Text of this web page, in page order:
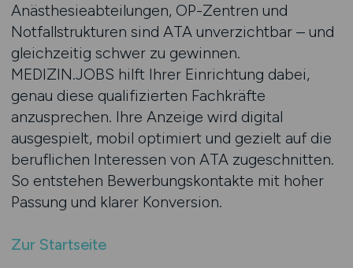
Anästhesieabteilungen, OP-Zentren und
Notfallstrukturen sind ATA unverzichtbar – und
gleichzeitig schwer zu gewinnen.
MEDIZIN.JOBS hilft Ihrer Einrichtung dabei,
genau diese qualifizierten Fachkräfte
anzusprechen. Ihre Anzeige wird digital
ausgespielt, mobil optimiert und gezielt auf die
beruflichen Interessen von ATA zugeschnitten.
So entstehen Bewerbungskontakte mit hoher
Passung und klarer Konversion.
Zur Startseite